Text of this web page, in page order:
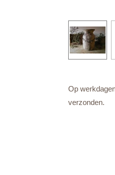
Op
verzonden.